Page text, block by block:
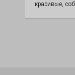
красивые,